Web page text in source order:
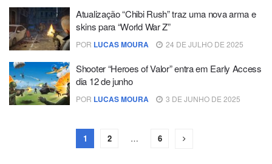
Atualização “Chibi Rush” traz uma nova arma e
skins para “World War Z”
POR LUCAS MOURA 24 DE JULHO DE 2025
Shooter “Heroes of Valor” entra em Early Access
dia 12 de junho
POR LUCAS MOURA 3 DE JUNHO DE 2025
1 2 … 6